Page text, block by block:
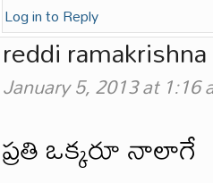
Log in to Reply
reddi ramakrishna
January 5, 2013 at 1:16
ప్రతి ఒక్కరూ నాలాగే